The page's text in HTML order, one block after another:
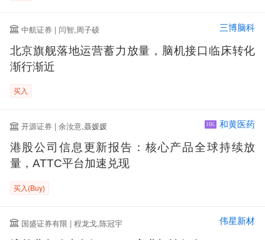
中航证券 | 闫智,周子硕 三博脑科
北京旗舰落地运营蓄力放量，脑机接口临床转化
渐行渐近
买入
开源证券 | 余汝意,聂媛媛 HK 和黄医药
港股公司信息更新报告：核心产品全球持续放
量，ATTC平台加速兑现
买入(Buy)
国盛证券有限 | 程龙戈,陈冠宇 伟星新材